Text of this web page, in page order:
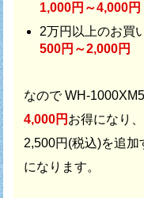
1,000円～4,000円
2万円以上のお買
500円～2,000円
なので WH-
4,000円 お得になり、
2,500円(税込)を追加
になります。